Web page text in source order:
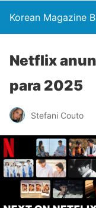
Korean Magazine
Netflix
para 2025
Stefani Couto